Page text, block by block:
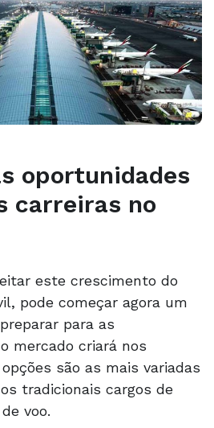
oportunidades
carreiras no
este crescimento do
pode começar agora um
para as
mercado criará nos
são as mais variadas
tradicionais cargos de
voo.